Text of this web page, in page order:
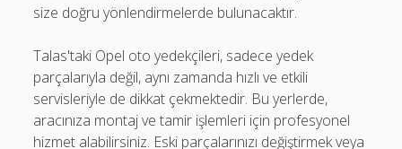
size doğru yönlendirmelerde bulunacaktır.
Talas'taki Opel oto yedekçileri, sadece yedek
parçalarıyla değil, aynı zamanda hızlı ve etkili
servisleriyle de dikkat çekmektedir. Bu yerlerde,
aracınıza montaj ve tamir işlemleri için profesyonel
hizmet alabilirsiniz. Eski parçalarınızı değiştirmek veya